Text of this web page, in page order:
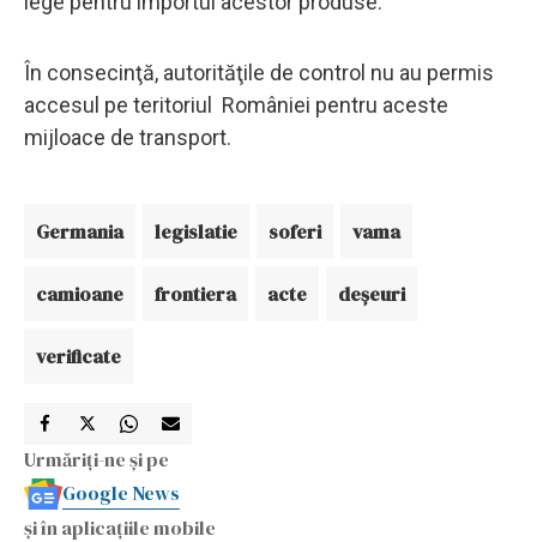
În consecinţă, autorităţile de control nu au permis
accesul pe teritoriul României pentru aceste
mijloace de transport.
Germania legislatie soferi vama
camioane frontiera acte deșeuri
verificate
Urmăriți-ne și pe
Google News
și în aplicațiile mobile